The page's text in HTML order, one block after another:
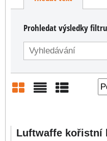
Prohledat výsledky
Luftwaffe kořistní